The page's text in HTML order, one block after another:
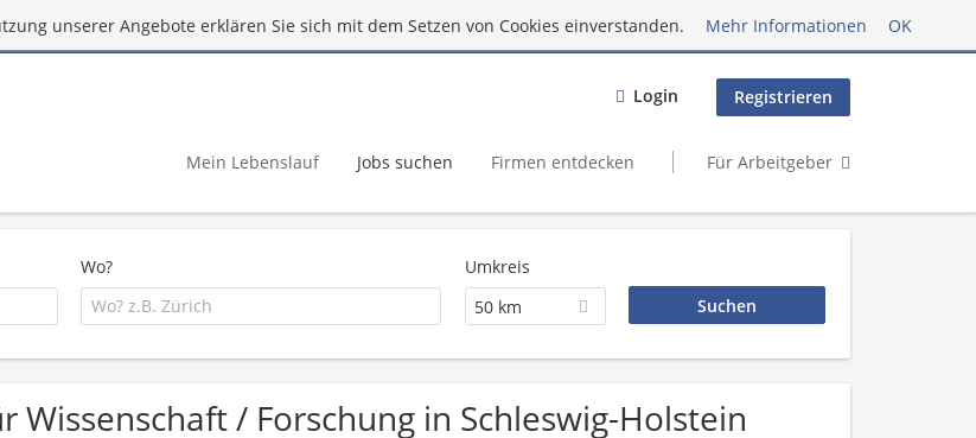
unserer Angebote erklären Sie sich mit dem Setzen von Cookies einverstanden. Mehr Informationen OK
Login Registrieren
Mein Lebenslauf Jobs suchen Firmen entdecken Für Arbeitgeber
Wo?
Umkreis
50 km
Wissenschaft / Forschung in Schleswig-Holstein